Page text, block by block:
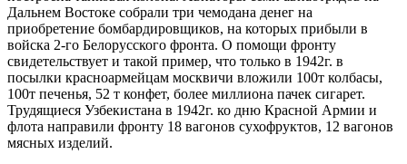
Дальнем Востоке собрали три чемодана денег на
приобретение бомбардировщиков, на которых прибыли в
войска 2-го Белорусского фронта. О помощи фронту
свидетельствует и такой пример, что только в 1942г. в
посылки красноармейцам москвичи вложили 100т колбасы,
100т печенья, 52 т конфет, более миллиона пачек сигарет.
Трудящиеся Узбекистана в 1942г. ко дню Красной Армии и
флота направили фронту 18 вагонов сухофруктов, 12 вагонов
мясных изделий.